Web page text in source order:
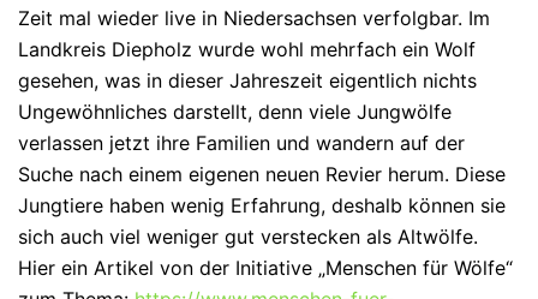
Zeit mal wieder live in Niedersachsen verfolgbar. Im
Landkreis Diepholz wurde wohl mehrfach ein Wolf
gesehen, was in dieser Jahreszeit eigentlich nichts
Ungewöhnliches darstellt, denn viele Jungwölfe
verlassen jetzt ihre Familien und wandern auf der
Suche nach einem eigenen neuen Revier herum. Diese
Jungtiere haben wenig Erfahrung, deshalb können sie
sich auch viel weniger gut verstecken als Altwölfe.
Hier ein Artikel von der Initiative „Menschen für Wölfe“